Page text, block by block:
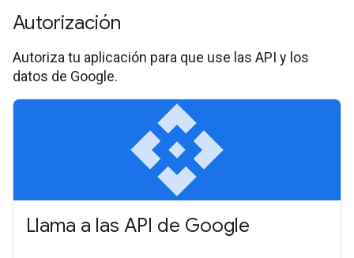
Autorización
Autoriza tu aplicación para que use las API y los
datos de Google.
api
Llama a las API de Google